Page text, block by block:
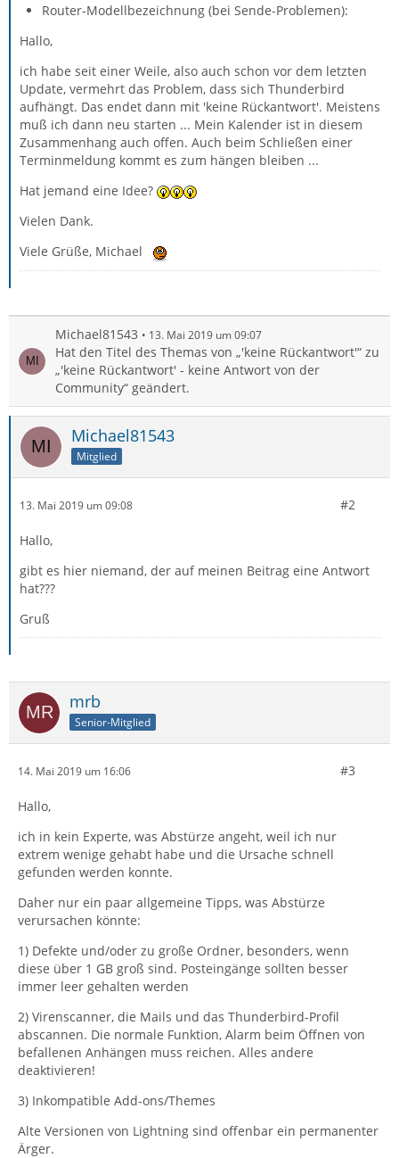
Router-Modellbezeichnung (bei Sende-Problemen):
Hallo,
ich habe seit einer Weile, also auch schon vor dem letzten
Update, vermehrt das Problem, dass sich Thunderbird
aufhängt. Das endet dann mit 'keine Rückantwort'. Meistens
muß ich dann neu starten ... Mein Kalender ist in diesem
Zusammenhang auch offen. Auch beim Schließen einer
Terminmeldung kommt es zum hängen bleiben ...
Hat jemand eine Idee?
Vielen Dank.
Viele Grüße, Michael
Michael81543 13. Mai 2019 um 09:07
Hat den Titel des Themas von „'keine Rückantwort'“ zu
„'keine Rückantwort' - keine Antwort von der
Community“ geändert.
Michael81543
Mitglied
13. Mai 2019 um 09:08 #2
Hallo,
gibt es hier niemand, der auf meinen Beitrag eine Antwort
hat???
Gruß
mrb
Senior-Mitglied
14. Mai 2019 um 16:06 #3
Hallo,
ich in kein Experte, was Abstürze angeht, weil ich nur
extrem wenige gehabt habe und die Ursache schnell
gefunden werden konnte.
Daher nur ein paar allgemeine Tipps, was Abstürze
verursachen könnte:
1) Defekte und/oder zu große Ordner, besonders, wenn
diese über 1 GB groß sind. Posteingänge sollten besser
immer leer gehalten werden
2) Virenscanner, die Mails und das Thunderbird-Profil
abscannen. Die normale Funktion, Alarm beim Öffnen von
befallenen Anhängen muss reichen. Alles andere
deaktivieren!
3) Inkompatible Add-ons/Themes
Alte Versionen von Lightning sind offenbar ein permanenter
Ärger.